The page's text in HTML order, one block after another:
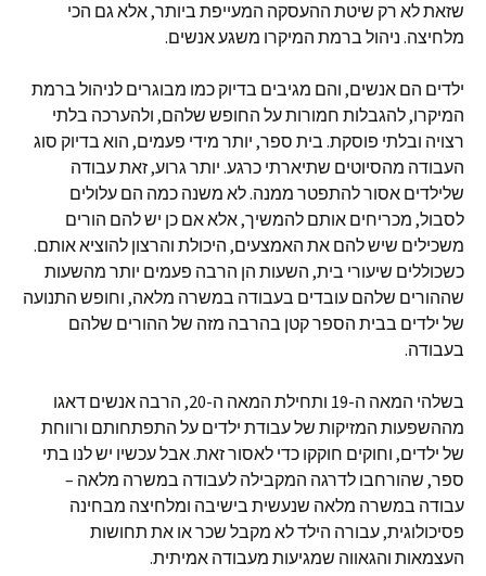
שזאת לא רק שיטת ההעסקה המעייפת ביותר, אלא גם הכי
מלחיצה. ניהול ברמת המיקרו משגע אנשים.
ילדים הם אנשים, והם מגיבים בדיוק כמו מבוגרים לניהול ברמת
המיקרו, להגבלות חמורות על החופש שלהם, ולהערכה בלתי
רצויה ובלתי פוסקת. בית ספר, יותר מידי פעמים, הוא בדיוק סוג
העבודה מהסיוטים שתיארתי כרגע. יותר גרוע, זאת עבודה
שלילדים אסור להתפטר ממנה. לא משנה כמה הם עלולים
לסבול, מכריחים אותם להמשיך, אלא אם כן יש להם הורים
משכילים שיש להם את האמצעים, היכולת והרצון להוציא אותם.
כשכוללים שיעורי בית, השעות הן הרבה פעמים יותר מהשעות
שההורים שלהם עובדים בעבודה במשרה מלאה, וחופש התנועה
של ילדים בבית הספר קטן בהרבה מזה של ההורים שלהם
בעבודה.
בשלהי המאה ה-19 ותחילת המאה ה-20, הרבה אנשים דאגו
מההשפעות המזיקות של עבודת ילדים על התפתחותם ורווחת
של ילדים, וחוקים חוקקו כדי לאסור זאת. אבל עכשיו יש לנו בתי
ספר, שהורחבו לדרגה המקבילה לעבודה במשרה מלאה –
עבודה במשרה מלאה שנעשית בישיבה ומלחיצה מבחינה
פסיכולוגית, עבורה הילד לא מקבל שכר או את תחושות
העצמאות והגאווה שמגיעות מעבודה אמיתית.